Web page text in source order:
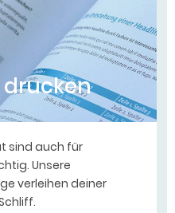
sind auch für
Unsere
verleihen deiner